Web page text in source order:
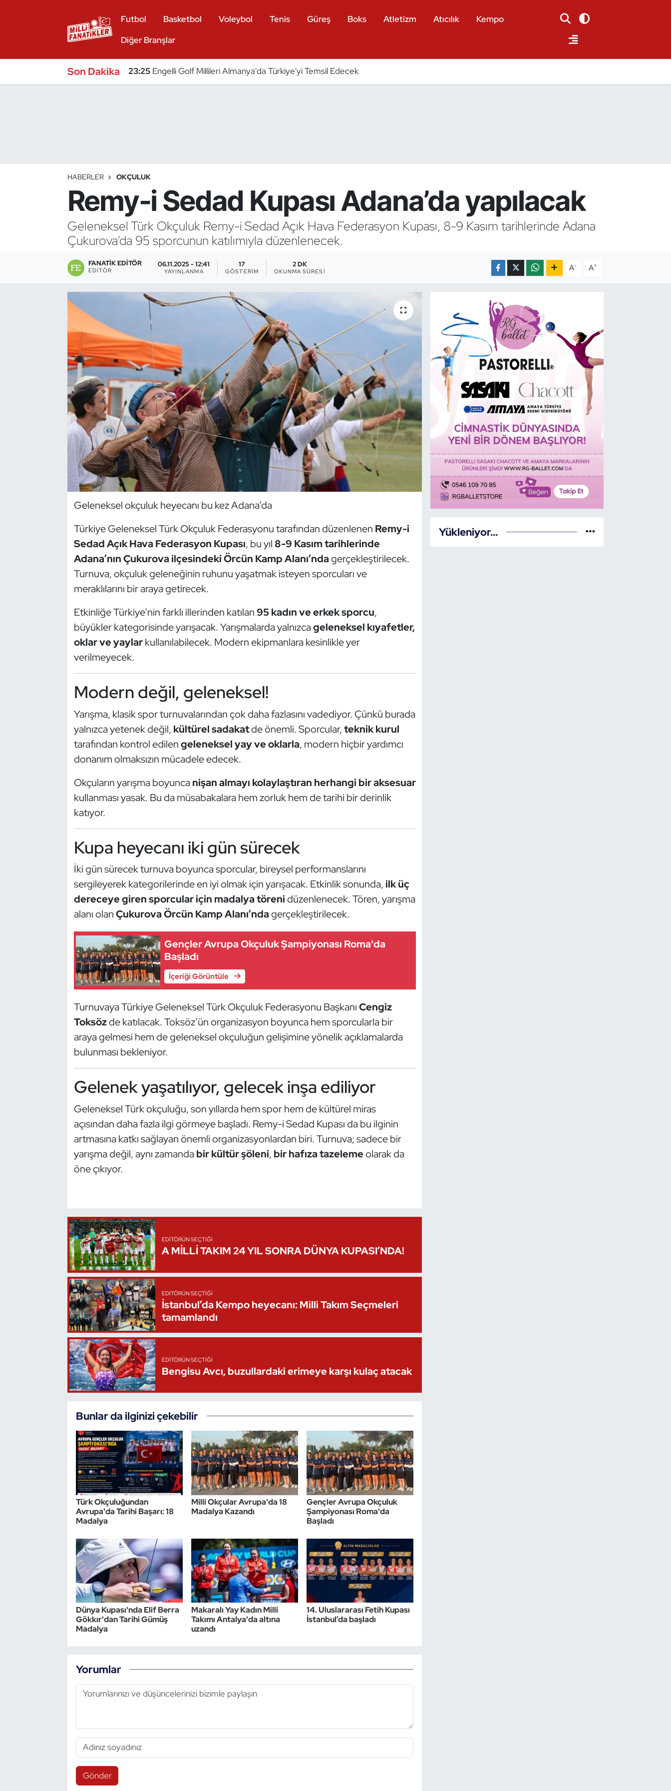
Futbol Basketbol Voleybol Tenis Güreş Boks Atletizm Atıcılık
Kempo
Diğer Branşlar
Son Dakika 23:25 Engelli Golf Millileri Almanya'da Türkiye'yi Temsil Edecek
HABERLER OKÇULUK
Remy-i Sedad Kupası Adana’da yapılacak
Geleneksel Türk Okçuluk Remy-i Sedad Açık Hava Federasyon Kupası, 8-9 Kasım tarihlerinde Adana
Çukurova’da 95 sporcunun katılımıyla düzenlenecek.
FANATIK EDITÖR
EDITÖR
06.11.2025 - 12:41
YAYINLANMA
17
GÖSTERIM
2 DK
OKUNMA SÜRESI A- A+
Geleneksel okçuluk heyecanı bu kez Adana’da
Türkiye Geleneksel Türk Okçuluk Federasyonu tarafından düzenlenen Remy-i
Sedad Açık Hava Federasyon Kupası, bu yıl 8-9 Kasım tarihlerinde
Adana’nın Çukurova ilçesindeki Örcün Kamp Alanı’ndagerçekleştirilecek.
Turnuva, okçuluk geleneğinin ruhunu yaşatmak isteyen sporcuları ve
meraklılarını bir araya getirecek.
Etkinliğe Türkiye’nin farklı illerinden katılan95 kadın ve erkek sporcu,
büyükler kategorisinde yarışacak. Yarışmalarda yalnızcageleneksel kıyafetler,
oklar ve yaylarkullanılabilecek. Modern ekipmanlara kesinlikle yer
verilmeyecek.
Modern değil, geleneksel!
Yarışma, klasik spor turnuvalarından çok daha fazlasını vadediyor. Çünkü burada
yalnızca yetenek değil, kültürel sadakatde önemli. Sporcular,teknik kurul
tarafından kontrol edilengeleneksel yay ve oklarla, modern hiçbir yardımcı
donanım olmaksızın mücadele edecek.
Okçuların yarışma boyunca nişan almayı kolaylaştıran herhangi bir aksesuar
kullanması yasak. Bu da müsabakalara hem zorluk hem de tarihi bir derinlik
katıyor.
Kupa heyecanı iki gün sürecek
İki gün sürecek turnuva boyunca sporcular, bireysel performanslarını
sergileyerek kategorilerinde en iyi olmak için yarışacak. Etkinlik sonunda, ilk üç
dereceye giren sporcular için madalya törenidüzenlenecek. Tören, yarışma
alanı olanÇukurova Örcün Kamp Alanı’ndagerçekleştirilecek.
Gençler Avrupa Okçuluk Şampiyonası Roma'da
Başladı
İçeriği Görüntüle
Turnuvaya Türkiye Geleneksel Türk Okçuluk Federasyonu BaşkanıCengiz
Toksözde katılacak. Toksöz’ün organizasyon boyunca hem sporcularla bir
araya gelmesi hem de geleneksel okçuluğun gelişimine yönelik açıklamalarda
bulunması bekleniyor.
Gelenek yaşatılıyor, gelecek inşa ediliyor
Geleneksel Türk okçuluğu, son yıllarda hem spor hem de kültürel miras
açısından daha fazla ilgi görmeye başladı. Remy-i Sedad Kupası da bu ilginin
artmasına katkı sağlayan önemli organizasyonlardan biri. Turnuva; sadece bir
yarışma değil, aynı zamanda bir kültür şöleni, bir hafıza tazelemeolarak da
öne çıkıyor.
EDITÖRÜN SEÇTIĞI
A MİLLİ TAKIM 24 YIL SONRA DÜNYA KUPASI’NDA!
EDITÖRÜN SEÇTIĞI
İstanbul’da Kempo heyecanı: Milli Takım Seçmeleri
tamamlandı
EDITÖRÜN SEÇTIĞI
Bengisu Avcı, buzullardaki erimeye karşı kulaç atacak
Bunlar da ilginizi çekebilir
Türk Okçuluğundan
Avrupa'da Tarihi Başarı: 18
Madalya
Milli Okçular Avrupa'da 18
Madalya Kazandı
Gençler Avrupa Okçuluk
Şampiyonası Roma'da
Başladı
Dünya Kupası'nda Elif Berra
Gökkır'dan Tarihi Gümüş
Madalya
Makaralı Yay Kadın Milli
Takımı Antalya'da altına
uzandı
14. Uluslararası Fetih Kupası
İstanbul’da başladı
Yorumlar
Gönder
Yükleniyor...
Bocce Bowling Dart
Buz Pateni
Çim Hokeyi
Cimnastik
Dans Sporları
Hava Sporları
İşitme Engelli Sporcular
Judo ve Kuraş
Kano ve Rafting
Modern Pentatlon
Özel Sporcular
Sualtı Sporları
Vücut Geliştirme Fitness
Wushu Kungfu